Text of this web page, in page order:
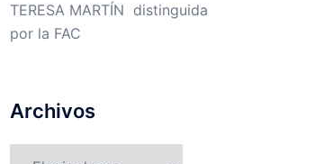
TERESA MARTÍN distinguida
por la FAC
Archivos